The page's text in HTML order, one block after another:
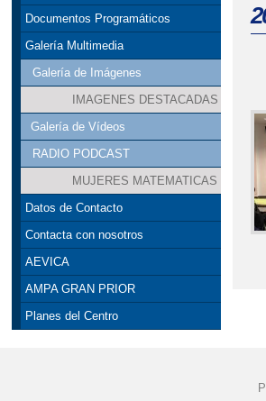
Documentos Programáticos
Galería Multimedia
Galería de Imágenes
IMAGENES DESTACADAS
Galería de Vídeos
RADIO PODCAST
MUJERES MATEMATICAS
Datos de Contacto
Contacta con nosotros
AEVICA
AMPA GRAN PRIOR
Planes del Centro